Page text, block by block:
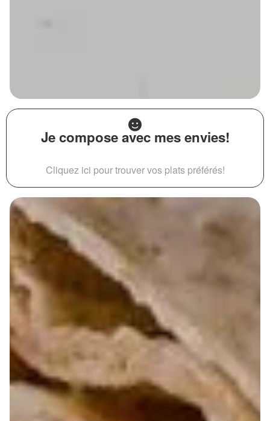
Je compose avec mes envies!
Cliquez ici pour trouver vos plats préférés!